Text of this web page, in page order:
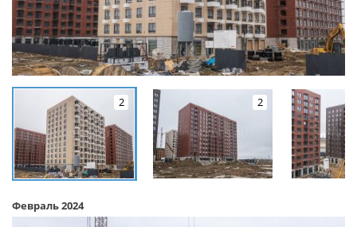
2 2
Февраль 2024